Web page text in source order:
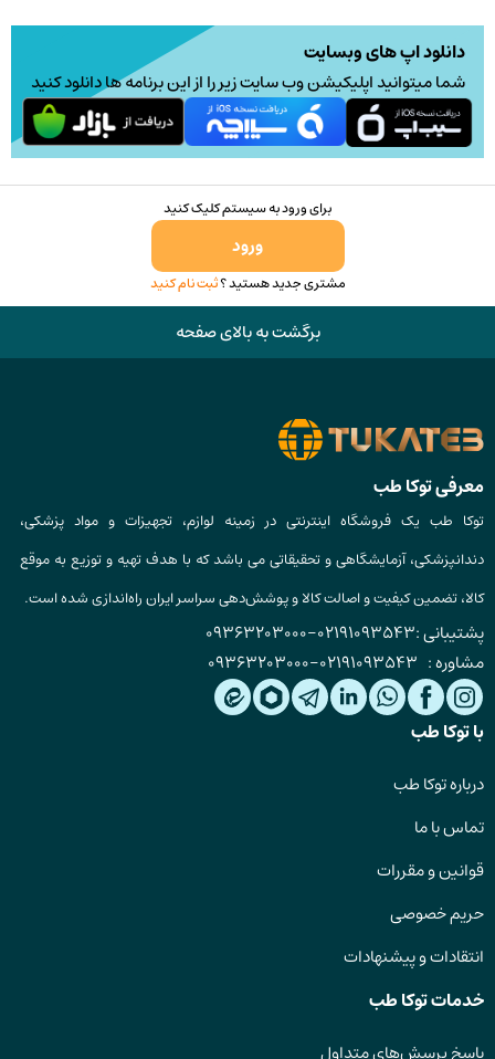
است
صفحه
محصول
انتخاب
دانلود اپ های وبسایت
شما میتوانید اپلیکیشن وب سایت زیر را از این برنامه ها دانلود کنید
برای ورود به سیستم کلیک کنید
ورود
مشتری جدید هستید ؟ثبت نام کنید
برگشت به بالای صفحه
معرفی توکا طب
توکا طب یک فروشگاه اینترنتی در زمینه لوازم، تجهیزات و مواد پزشکی،
دندانپزشکی، آزمایشگاهی و تحقیقاتی می باشد که با هدف تهیه و توزیع به موقع
کالا، تضمین کیفیت و اصالت کالا و پوشش‌دهی سراسر ایران راه‌اندازی شده است.
پشتیبانی :02191093543
-
09363203000
مشاوره : 02191093543
-
09363203000
با توکا طب
درباره توکا طب
تماس با ما
قوانین و مقررات
حریم خصوصی
انتقادات و پیشنهادات
خدمات توکا طب
پاسخ پرسش‌های متداول